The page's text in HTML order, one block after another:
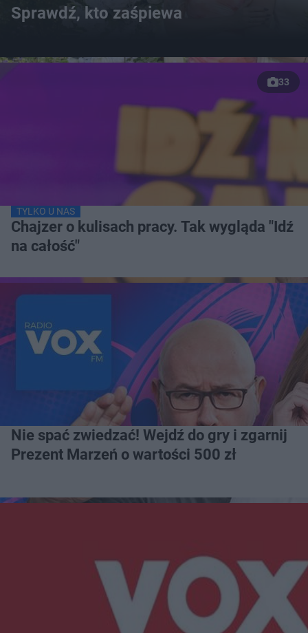
Sprawdź, kto zaśpiewa
33
TYLKO U NAS
Chajzer o kulisach pracy. Tak wygląda "Idź
na całość"
Nie spać zwiedzać! Wejdź do gry i zgarnij
Prezent Marzeń o wartości 500 zł